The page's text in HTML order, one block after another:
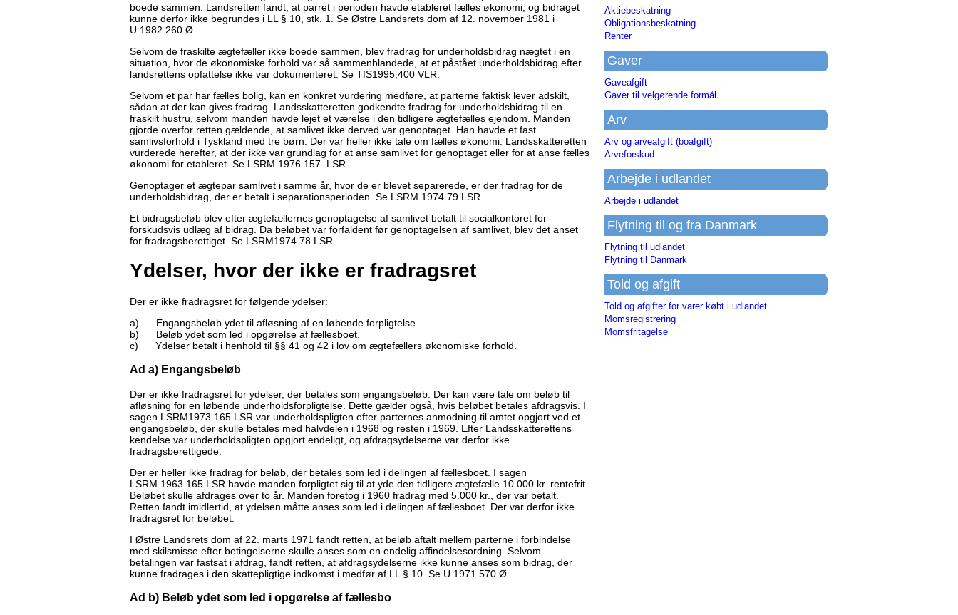
boede sammen. Landsretten fandt, at parret i perioden havde etableret fælles økonomi, og bidraget
kunne derfor ikke begrundes i LL § 10, stk. 1. Se Østre Landsrets dom af 12. november 1981 i
U.1982.260.Ø.
Selvom de fraskilte ægtefæller ikke boede sammen, blev fradrag for underholdsbidrag nægtet i en
situation, hvor de økonomiske forhold var så sammenblandede, at et påstået underholdsbidrag efter
landsrettens opfattelse ikke var dokumenteret. Se TfS1995,400 VLR.
Selvom et par har fælles bolig, kan en konkret vurdering medføre, at parterne faktisk lever adskilt,
sådan at der kan gives fradrag. Landsskatteretten godkendte fradrag for underholdsbidrag til en
fraskilt hustru, selvom manden havde lejet et værelse i den tidligere ægtefælles ejendom. Manden
gjorde overfor retten gældende, at samlivet ikke derved var genoptaget. Han havde et fast
samlivsforhold i Tyskland med tre børn. Der var heller ikke tale om fælles økonomi. Landsskatteretten
vurderede herefter, at der ikke var grundlag for at anse samlivet for genoptaget eller for at anse fælles
økonomi for etableret. Se LSRM 1976.157. LSR.
Genoptager et ægtepar samlivet i samme år, hvor de er blevet separerede, er der fradrag for de
underholdsbidrag, der er betalt i separationsperioden. Se LSRM 1974.79.LSR.
Et bidragsbeløb blev efter ægtefællernes genoptagelse af samlivet betalt til socialkontoret for
forskudsvis udlæg af bidrag. Da beløbet var forfaldent før genoptagelsen af samlivet, blev det anset
for fradragsberettiget. Se LSRM1974.78.LSR.
Ydelser, hvor der ikke er fradragsret
Der er ikke fradragsret for følgende ydelser:
a) Engangsbeløb ydet til afløsning af en løbende forpligtelse.
b) Beløb ydet som led i opgørelse af fællesboet.
c) Ydelser betalt i henhold til §§ 41 og 42 i lov om ægtefællers økonomiske forhold.
Ad a) Engangsbeløb
Der er ikke fradragsret for ydelser, der betales som engangsbeløb. Der kan være tale om beløb til
afløsning for en løbende underholdsforpligtelse. Dette gælder også, hvis beløbet betales afdragsvis. I
sagen LSRM1973.165.LSR var underholdspligten efter parternes anmodning til amtet opgjort ved et
engangsbeløb, der skulle betales med halvdelen i 1968 og resten i 1969. Efter Landsskatterettens
kendelse var underholdspligten opgjort endeligt, og afdragsydelserne var derfor ikke
fradragsberettigede.
Der er heller ikke fradrag for beløb, der betales som led i delingen af fællesboet. I sagen
LSRM.1963.165.LSR havde manden forpligtet sig til at yde den tidligere ægtefælle 10.000 kr. rentefrit.
Beløbet skulle afdrages over to år. Manden foretog i 1960 fradrag med 5.000 kr., der var betalt.
Retten fandt imidlertid, at ydelsen måtte anses som led i delingen af fællesboet. Der var derfor ikke
fradragsret for beløbet.
I Østre Landsrets dom af 22. marts 1971 fandt retten, at beløb aftalt mellem parterne i forbindelse
med skilsmisse efter betingelserne skulle anses som en endelig affindelsesordning. Selvom
betalingen var fastsat i afdrag, fandt retten, at afdragsydelserne ikke kunne anses som bidrag, der
kunne fradrages i den skattepligtige indkomst i medfør af LL § 10. Se U.1971.570.Ø.
Ad b) Beløb ydet som led i opgørelse af fællesbo
Aktiebeskatning
Obligationsbeskatning
Renter
Gaver
Gaveafgift
Gaver til velgørende formål
Arv
Arv og arveafgift (boafgift)
Arveforskud
Arbejde i udlandet
Arbejde i udlandet
Flytning til og fra Danmark
Flytning til udlandet
Flytning til Danmark
Told og afgift
Told og afgifter for varer købt i udlandet
Momsregistrering
Momsfritagelse